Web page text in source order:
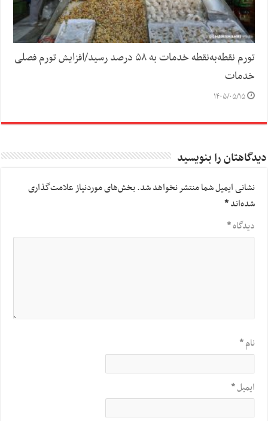
تورم نقطه‌به‌نقطه خدمات به ۵۸ درصد رسید/افزایش تورم فصلی
خدمات
۱۴۰۵/۰۵/۱۵
دیدگاهتان را بنویسید
نشانی ایمیل شما منتشر نخواهد شد.بخش‌های موردنیاز علامت‌گذاری
شده‌اند*
دیدگاه*
نام*
ایمیل*